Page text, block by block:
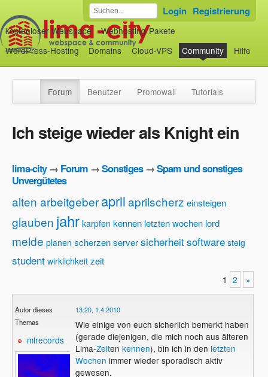
kostenloser Webspace
Webhosting-Pakete
WordPress-Hosting
Domains Cloud-VPS Community Hilfe
Login Registrierung
Forum Benutzer Promowall Tutorials
Ich steige wieder als Knight ein
lima-city→ Forum →Sonstiges→Spam und sonstiges
Unvergütetes
alten arbeitgeberaprilaprilscherz einsteigen
glauben jahr karpfen kennen letzten wochen lord
melde planen scherzenserversicherheitsoftware steig
student wirklichkeit zeit
1 2 »
Autor dieses
Themas
mlrecords
13:20, 1.4.2010
Wie einige von euch sicherlich bemerkt haben
(gerade diejenigen, die mich noch aus älteren
Lima-Zeiten kennen), bin ich in den letzten
Wochen immer wieder sporadisch aktiv
gewesen.